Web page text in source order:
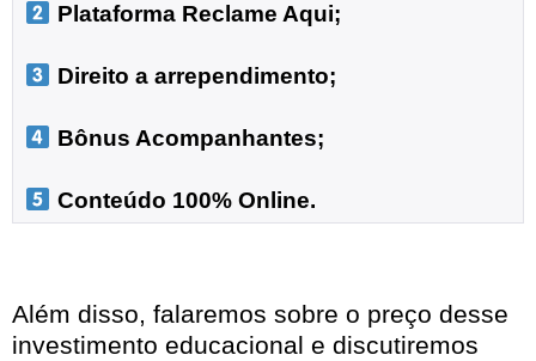
Plataforma Reclame Aqui;
Direito a arrependimento;
Bônus Acompanhantes;
Conteúdo 100% Online.
Além disso, falaremos sobre o preço desse
investimento educacional e discutiremos